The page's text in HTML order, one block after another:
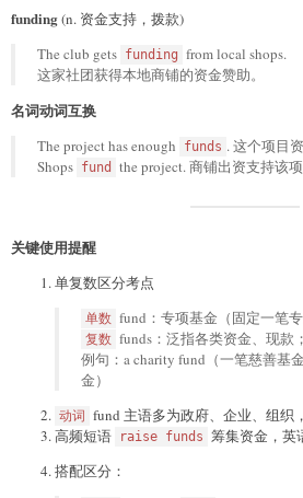
funding(n. 资金支持，拨款)
The club gets funding from local shops.
这家社团获得本地商铺的资金赞助。
名词动词互换
The project has enough funds . 这个项目
Shops fund the project. 商铺出资支持该项
关键使用提醒
单复数区分考点
单数 fund：专项基金（固定一笔专
复数 funds：泛指各类资金、现款；
例句：a charity fund（一笔慈善基
金）
动词
fund 主语多为政府、企业、组织
高频短语
raise funds 筹集资金，英
搭配区分：